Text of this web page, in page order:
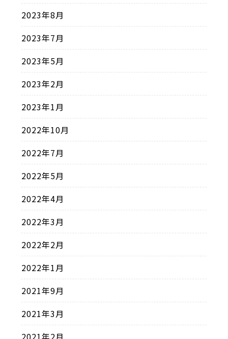
2023年8月
2023年7月
2023年5月
2023年2月
2023年1月
2022年10月
2022年7月
2022年5月
2022年4月
2022年3月
2022年2月
2022年1月
2021年9月
2021年3月
2021年2月